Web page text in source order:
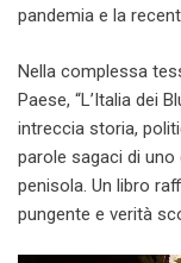
pandemia e la
Nella complessa
Paese, “L’Italia dei
intreccia storia,
parole sagaci di
penisola. Un libro
pungente e verità